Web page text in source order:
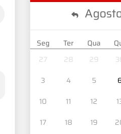
Seg Ter Qua
27
28 29
3
4 5
10
11 12
17
18 19